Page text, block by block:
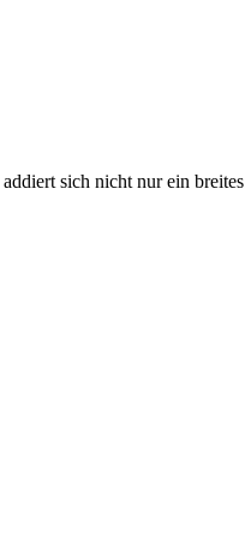
sich nicht nur ein breites